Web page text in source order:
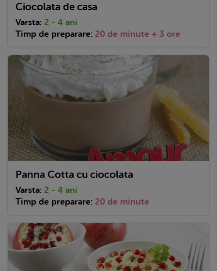
Ciocolata de casa
Varsta: 2 - 4 ani
Timp de preparare: 20 de minute + 3 ore
Panna Cotta cu ciocolata
Varsta: 2 - 4 ani
Timp de preparare: 20 de minute